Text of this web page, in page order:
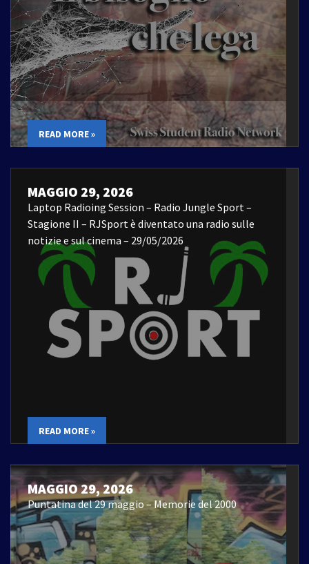
READ MORE »
MAGGIO 29, 2026
Laptop Radioing Session – Radio Jungle Sport –
Stagione II – RJSport è diventato una radio sulle
notizie e sul cinema – 29/05/2026
READ MORE »
MAGGIO 29, 2026
Puntatina del 29 maggio – Memorie del 2000